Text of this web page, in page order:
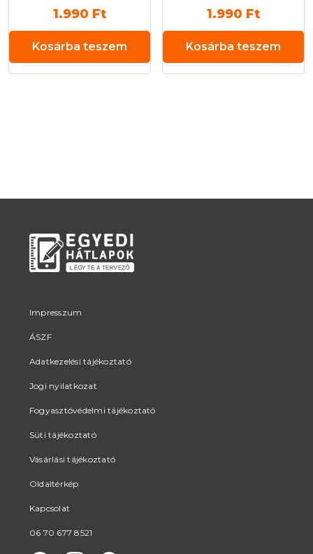
1.990 Ft
Kosárba teszem
1.990 Ft
Kosárba teszem
Impresszum
ÁSZF
Adatkezelési tájékoztató
Jogi nyilatkozat
Fogyasztóvédelmi tájékoztató
Süti tájékoztató
Vásárlási tájékoztató
Oldaltérkép
Kapcsolat
06 70 677 8521